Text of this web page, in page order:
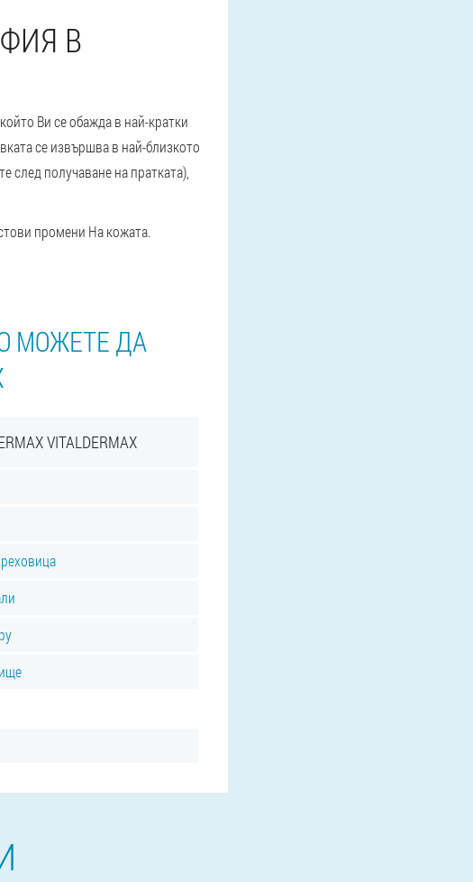
В
Ви се обажда в най-кратки
се извършва в най-близкото
получаване на пратката),
промени На кожата.
МОЖЕТЕ ДА
VITALDERMAX